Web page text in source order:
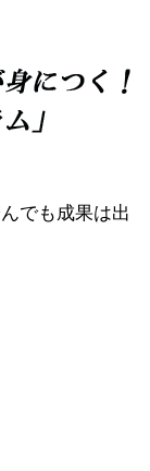
でも成果は出